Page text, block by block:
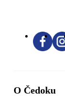
O Čedoku